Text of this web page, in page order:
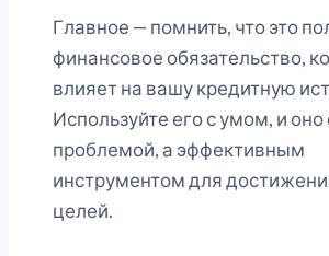
Главное — помнить, что это
финансовое обязательство,
влияет на вашу кредитную
Используйте его с умом, и оно
проблемой, а эффективным
инструментом для
целей.